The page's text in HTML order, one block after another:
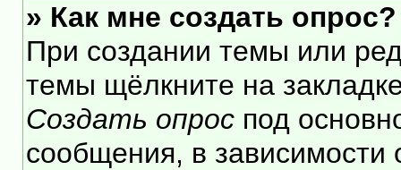
» Как мне создать опрос?
При создании темы или
темы щёлкните на
Создать опрос под
сообщения, в зависимости